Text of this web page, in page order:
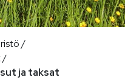
/
/
ja taksat